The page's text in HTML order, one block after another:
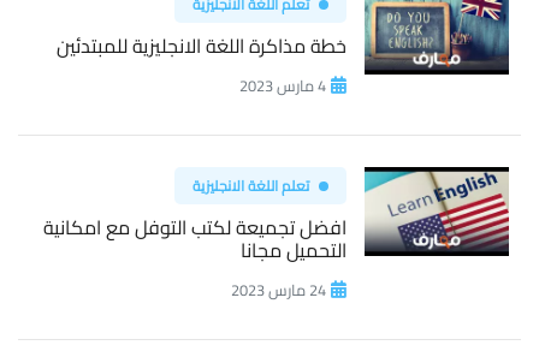
خطة مذاكرة اللغة الانجليزية للمبتدئين
4 مارس 2023
تعلم اللغة الانجليزية
افضل تجميعة لكتب التوفل مع امكانية
التحميل مجانا
24 مارس 2023